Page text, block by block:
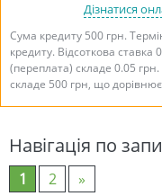
Дізнатися
Сума кредиту 500 грн.
кредиту. Відсоткова ставка
(переплата) складе 0.05
складе 500 грн, що
Навігація по
1 2 »